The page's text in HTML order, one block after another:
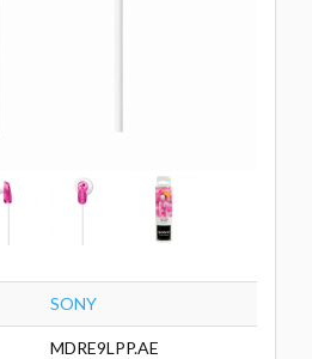
SONY
MDRE9LPP.AE